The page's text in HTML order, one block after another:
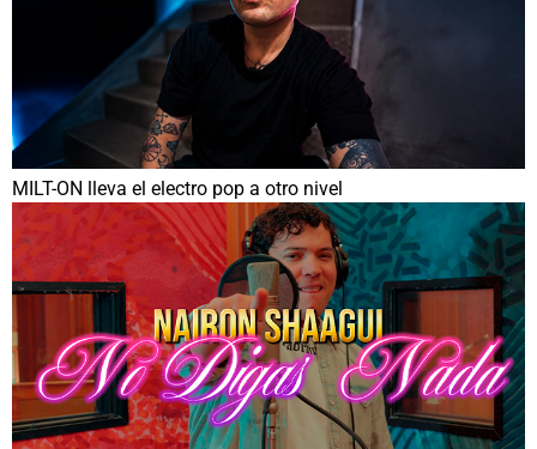
MILT-ON lleva el electro pop a otro nivel